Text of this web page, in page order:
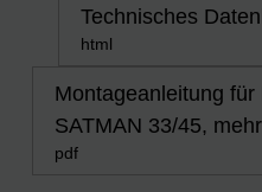
Technisches
html
Montageanleitung
SATMAN 33/45,
pdf